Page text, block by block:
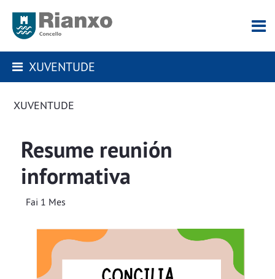
XUVENTUDE
XUVENTUDE
Resume reunión
informativa
Fai 1 Mes